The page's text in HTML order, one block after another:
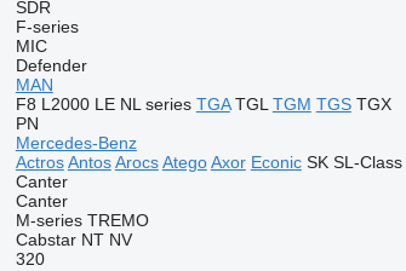
SDR
F-series
MIC
Defender
MAN
F8 L2000 LE NL series TGA TGL TGM TGS TGX
PN
Mercedes-Benz
Actros Antos Arocs Atego Axor Econic SK SL-Class
Canter
Canter
M-series TREMO
Cabstar NT NV
320